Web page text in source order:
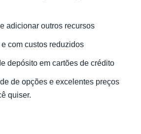
adicionar outros recursos
com custos reduzidos
depósito em cartões de crédito
de opções e excelentes preços
quiser.